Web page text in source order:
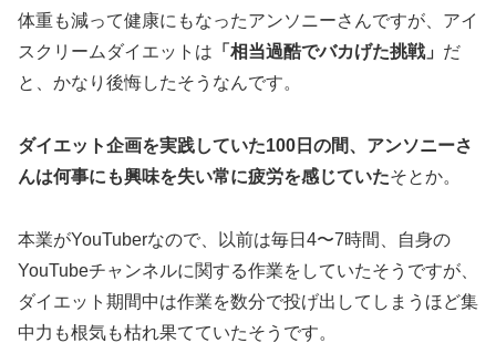
体重も減って健康にもなったアンソニーさんですが、アイ
スクリームダイエットは 「相当過酷でバカげた挑戦」 だ
と、かなり後悔したそうなんです。
ダイエット企画を実践していた100日の間、アンソニーさ
んは何事にも興味を失い常に疲労を感じていたそとか。
本業がYouTuberなので、以前は毎日4〜7時間、自身の
YouTubeチャンネルに関する作業をしていたそうですが、
ダイエット期間中は作業を数分で投げ出してしまうほど集
中力も根気も枯れ果てていたそうです。